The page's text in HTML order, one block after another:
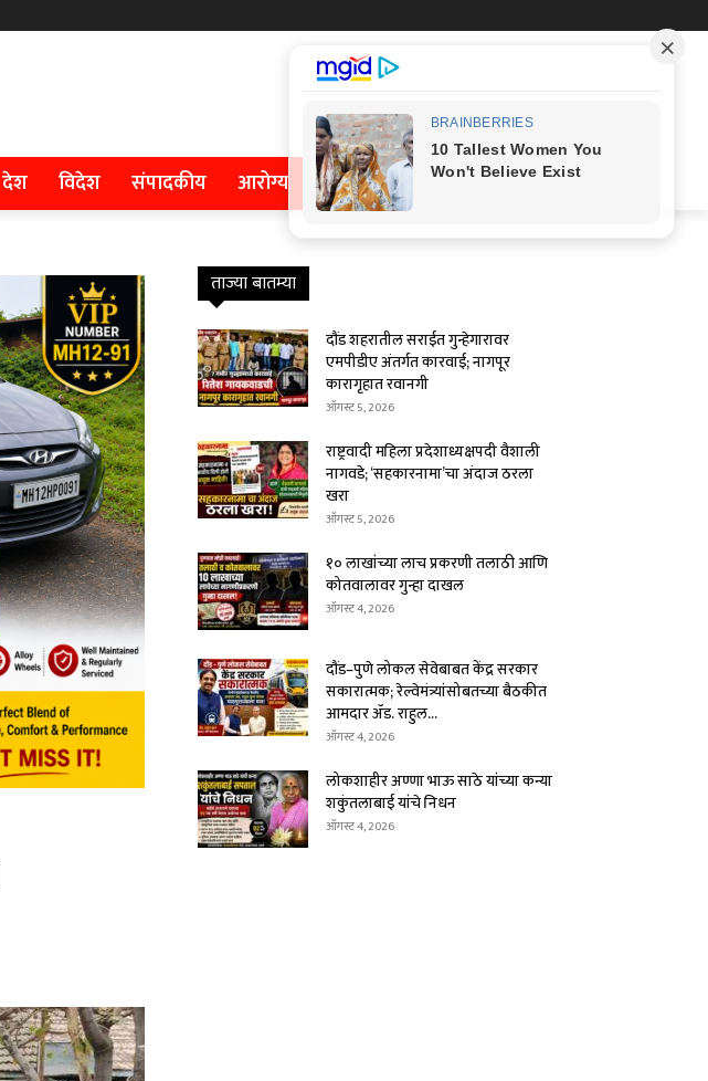
देश विदेश संपादकीय आरोग्य
ताज्या बातम्या
दौंड शहरातील सराईत गुन्हेगारावर
एमपीडीए अंतर्गत कारवाई; नागपूर
कारागृहात रवानगी
ऑगस्ट 5, 2026
राष्ट्रवादी महिला प्रदेशाध्यक्षपदी वैशाली
नागवडे; ‘सहकारनामा’चा अंदाज ठरला
खरा
ऑगस्ट 5, 2026
१० लाखांच्या लाच प्रकरणी तलाठी आणि
कोतवालावर गुन्हा दाखल
ऑगस्ट 4, 2026
दौंड–पुणे लोकल सेवेबाबत केंद्र सरकार
सकारात्मक; रेल्वेमंत्र्यांसोबतच्या बैठकीत
आमदार ॲड. राहुल...
ऑगस्ट 4, 2026
लोकशाहीर अण्णा भाऊ साठे यांच्या कन्या
शकुंतलाबाई यांचे निधन
ऑगस्ट 4, 2026